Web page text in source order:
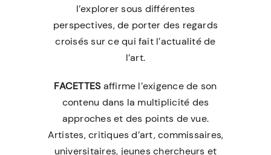
l’explorer sous différentes
perspectives, de porter des regards
croisés sur ce qui fait l’actualité de
l’art.
FACETTESaffirme l’exigence de son
contenu dans la multiplicité des
approches et des points de vue.
Artistes, critiques d’art, commissaires,
universitaires, jeunes chercheurs et